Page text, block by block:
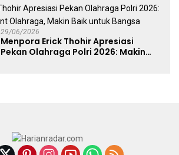
29/06/2026
Menpora Erick Thohir Apresiasi
Pekan Olahraga Polri 2026: Makin